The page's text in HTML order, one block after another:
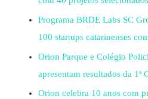
Programa BRDE Labs SC
100 startups catarinenses
Orion Parque e Colégio
apresentam resultados da 1ª
Orion celebra 10 anos com